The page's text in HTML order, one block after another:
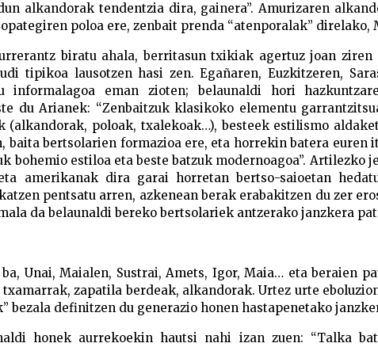
alkandorak tendentzia dira, gainera”. Amurizaren
poloa ere, zenbait prenda “atenporalak” direlako,
biratu ahala, berritasun txikiak agertuz joan ziren
tipikoa lausotzen hasi zen. Egañaren, Euzkitzeren,
informalagoa eman zioten; belaunaldi hori
du Arianek: “Zenbaitzuk klasikoko elementu
(alkandorak, poloak, txalekoak…), besteek estilismo
baita bertsolarien formazioa ere, eta horrekin batera euren
bohemio estiloa eta beste batzuk modernoagoa”. Artilezko
amerikanak dira garai horretan bertso-saioetan
pentsatu arren, azkenean berak erabakitzen du zer
da belaunaldi bereko bertsolariek antzerako janzkera
Unai, Maialen, Sustrai, Amets, Igor, Maia… eta beraien
zapatila berdeak, alkandorak. Urtez urte
bezala definitzen du generazio honen hastapenetako
honek aurrekoekin hautsi nahi izan zuen: “Talka